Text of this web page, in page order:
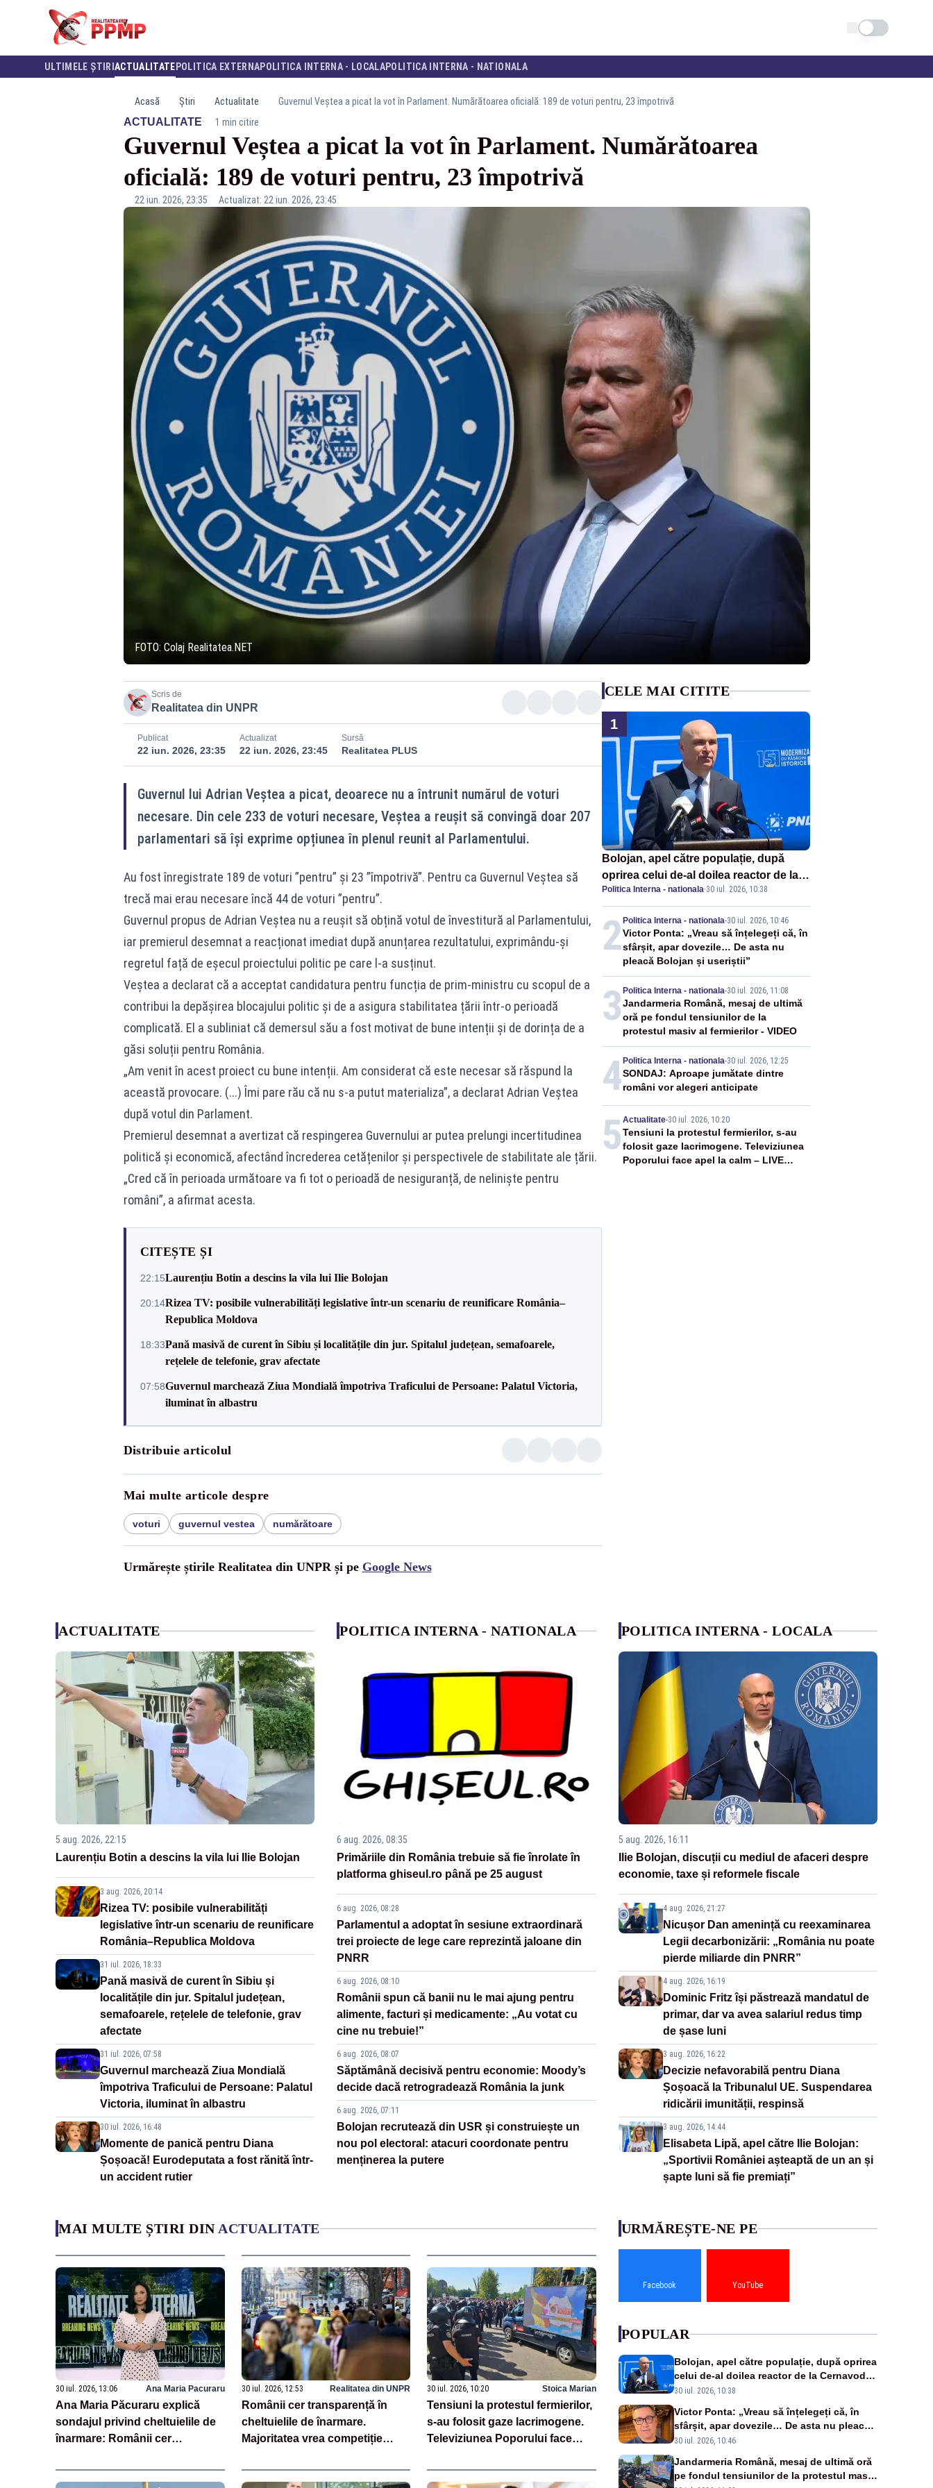
Schimba tema
ULTIMELE ȘTIRI ACTUALITATE POLITICA EXTERNAPOLITICA INTERNA - LOCALAPOLITICA INTERNA - NATIONALA
Acasă Știri Actualitate Guvernul Veștea a picat la vot în Parlament. Numărătoarea oficială: 189 de voturi pentru, 23 împotrivă
ACTUALITATE· 1 min citire
Guvernul Veștea a picat la vot în Parlament. Numărătoarea
oficială: 189 de voturi pentru, 23 împotrivă
22 iun. 2026, 23:35 Actualizat: 22 iun. 2026, 23:45
FOTO: Colaj Realitatea.NET
Scris de
Realitatea din UNPR
Publicat
22 iun. 2026, 23:35
Actualizat
22 iun. 2026, 23:45
Sursă
Realitatea PLUS
Guvernul lui Adrian Veștea a picat, deoarece nu a întrunit numărul de voturi
necesare. Din cele 233 de voturi necesare, Veștea a reușit să convingă doar 207
parlamentari să își exprime opțiunea în plenul reunit al Parlamentului.
Au fost înregistrate 189 de voturi ”pentru” și 23 ”împotrivă”. Pentru ca Guvernul Veștea să
trecă mai erau necesare încă 44 de voturi ”pentru”.
Guvernul propus de Adrian Veștea nu a reușit să obțină votul de învestitură al Parlamentului,
iar premierul desemnat a reacționat imediat după anunțarea rezultatului, exprimându-și
regretul față de eșecul proiectului politic pe care l-a susținut.
Veștea a declarat că a acceptat candidatura pentru funcția de prim-ministru cu scopul de a
contribui la depășirea blocajului politic și de a asigura stabilitatea țării într-o perioadă
complicată. El a subliniat că demersul său a fost motivat de bune intenții și de dorința de a
găsi soluții pentru România.
„Am venit în acest proiect cu bune intenții. Am considerat că este necesar să răspund la
această provocare. (...) Îmi pare rău că nu s-a putut materializa”, a declarat Adrian Veștea
după votul din Parlament.
Premierul desemnat a avertizat că respingerea Guvernului ar putea prelungi incertitudinea
politică și economică, afectând încrederea cetățenilor și perspectivele de stabilitate ale țării.
„Cred că în perioada următoare va fi tot o perioadă de nesiguranță, de neliniște pentru
români”, a afirmat acesta.
CITEȘTE ȘI
22:15Laurențiu Botin a descins la vila lui Ilie Bolojan
20:14Rizea TV: posibile vulnerabilități legislative într-un scenariu de reunificare România–
Republica Moldova
18:33Pană masivă de curent în Sibiu și localitățile din jur. Spitalul județean, semafoarele,
rețelele de telefonie, grav afectate
07:58Guvernul marchează Ziua Mondială împotriva Traficului de Persoane: Palatul Victoria,
iluminat în albastru
Distribuie articolul
Mai multe articole despre
voturi guvernul vestea numărătoare
Urmărește știrile Realitatea din UNPR și pe Google News
CELE MAI CITITE
1
Bolojan, apel către populație, după
oprirea celui de-al doilea reactor de la
Cernavodă: „Să își reducă consumul în
orele de seară”
Politica Interna - nationala·30 iul. 2026, 10:38
2 Politica Interna - nationala-30 iul. 2026, 10:46
Victor Ponta: „Vreau să înțelegeți că, în
sfârșit, apar dovezile… De asta nu
pleacă Bolojan și useriștii”
3 Politica Interna - nationala-30 iul. 2026, 11:08
Jandarmeria Română, mesaj de ultimă
oră pe fondul tensiunilor de la
protestul masiv al fermierilor - VIDEO
4 Politica Interna - nationala-30 iul. 2026, 12:25
SONDAJ: Aproape jumătate dintre
români vor alegeri anticipate
5 Actualitate-30 iul. 2026, 10:20
Tensiuni la protestul fermierilor, s-au
folosit gaze lacrimogene. Televiziunea
Poporului face apel la calm – LIVE
ACTUALITATE
5 aug. 2026, 22:15
Laurențiu Botin a descins la vila lui Ilie Bolojan
3 aug. 2026, 20:14
Rizea TV: posibile vulnerabilități
legislative într-un scenariu de reunificare
România–Republica Moldova
31 iul. 2026, 18:33
Pană masivă de curent în Sibiu și
localitățile din jur. Spitalul județean,
semafoarele, rețelele de telefonie, grav
afectate
31 iul. 2026, 07:58
Guvernul marchează Ziua Mondială
împotriva Traficului de Persoane: Palatul
Victoria, iluminat în albastru
30 iul. 2026, 16:48
Momente de panică pentru Diana
Șoșoacă! Eurodeputata a fost rănită într-
un accident rutier
POLITICA INTERNA - NATIONALA
6 aug. 2026, 08:35
Primăriile din România trebuie să fie înrolate în
platforma ghiseul.ro până pe 25 august
6 aug. 2026, 08:28
Parlamentul a adoptat în sesiune extraordinară
trei proiecte de lege care reprezintă jaloane din
PNRR
6 aug. 2026, 08:10
Românii spun că banii nu le mai ajung pentru
alimente, facturi și medicamente: „Au votat cu
cine nu trebuie!”
6 aug. 2026, 08:07
Săptămână decisivă pentru economie: Moody’s
decide dacă retrogradează România la junk
6 aug. 2026, 07:11
Bolojan recrutează din USR și construiește un
nou pol electoral: atacuri coordonate pentru
menținerea la putere
POLITICA INTERNA - LOCALA
5 aug. 2026, 16:11
Ilie Bolojan, discuții cu mediul de afaceri despre
economie, taxe și reformele fiscale
4 aug. 2026, 21:27
Nicușor Dan amenință cu reexaminarea
Legii decarbonizării: „România nu poate
pierde miliarde din PNRR”
4 aug. 2026, 16:19
Dominic Fritz își păstrează mandatul de
primar, dar va avea salariul redus timp
de șase luni
3 aug. 2026, 16:22
Decizie nefavorabilă pentru Diana
Șoșoacă la Tribunalul UE. Suspendarea
ridicării imunității, respinsă
3 aug. 2026, 14:44
Elisabeta Lipă, apel către Ilie Bolojan:
„Sportivii României așteaptă de un an și
șapte luni să fie premiați”
MAI MULTE ȘTIRI DIN ACTUALITATE
30 iul. 2026, 13:06 Ana Maria Pacuraru
Ana Maria Păcuraru explică
sondajul privind cheltuielile de
înarmare: Românii cer
echilibru între partenerii externi
30 iul. 2026, 12:53 Realitatea din UNPR
Românii cer transparență în
cheltuielile de înarmare.
Majoritatea vrea competiție
SONDAJ
30 iul. 2026, 10:20 Stoica Marian
Tensiuni la protestul fermierilor,
s-au folosit gaze lacrimogene.
Televiziunea Poporului face
URMĂREȘTE-NE PE
Facebook YouTube
POPULAR
Bolojan, apel către populație, după oprirea
celui de-al doilea reactor de la Cernavodă:
„Să își reducă consumul în orele de seară”
30 iul. 2026, 10:38
Victor Ponta: „Vreau să înțelegeți că, în
sfârșit, apar dovezile… De asta nu pleacă
Bolojan și useriștii”
30 iul. 2026, 10:46
Jandarmeria Română, mesaj de ultimă oră
pe fondul tensiunilor de la protestul masiv